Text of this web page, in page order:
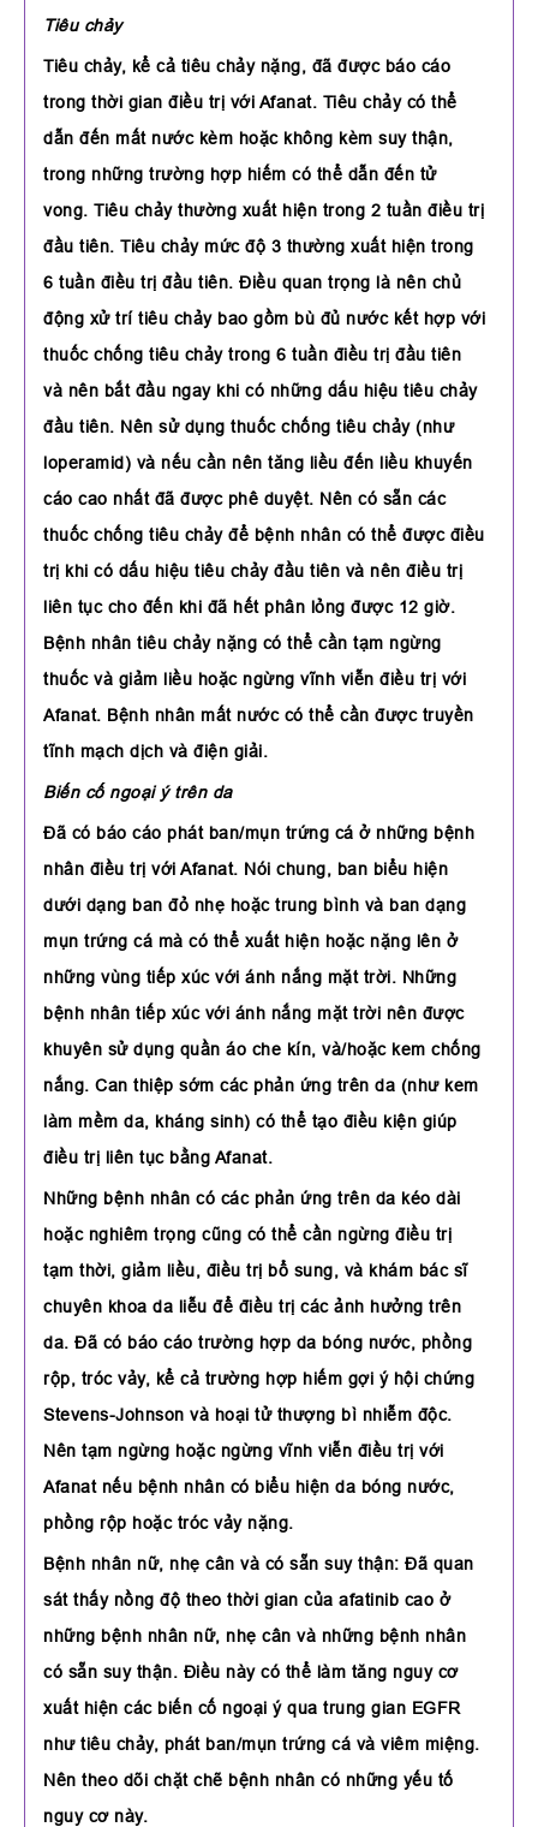
Tiêu chảy
Tiêu chảy, kể cả tiêu chảy nặng, đã được báo cáo
trong thời gian điều trị với Afanat. Tiêu chảy có thể
dẫn đến mất nước kèm hoặc không kèm suy thận,
trong những trường hợp hiếm có thể dẫn đến tử
vong. Tiêu chảy thường xuất hiện trong 2 tuần điều trị
đầu tiên. Tiêu chảy mức độ 3 thường xuất hiện trong
6 tuần điều trị đầu tiên. Điều quan trọng là nên chủ
động xử trí tiêu chảy bao gồm bù đủ nước kết hợp với
thuốc chống tiêu chảy trong 6 tuần điều trị đầu tiên
và nên bắt đầu ngay khi có những dấu hiệu tiêu chảy
đầu tiên. Nên sử dụng thuốc chống tiêu chảy (như
loperamid) và nếu cần nên tăng liều đến liều khuyến
cáo cao nhất đã được phê duyệt. Nên có sẵn các
thuốc chống tiêu chảy để bệnh nhân có thể được điều
trị khi có dấu hiệu tiêu chảy đầu tiên và nên điều trị
liên tục cho đến khi đã hết phân lỏng được 12 giờ.
Bệnh nhân tiêu chảy nặng có thể cần tạm ngừng
thuốc và giảm liều hoặc ngừng vĩnh viễn điều trị với
Afanat. Bệnh nhân mất nước có thể cần được truyền
tĩnh mạch dịch và điện giải.
Biến cố ngoại ý trên da
Đã có báo cáo phát ban/mụn trứng cá ở những bệnh
nhân điều trị với Afanat. Nói chung, ban biểu hiện
dưới dạng ban đỏ nhẹ hoặc trung bình và ban dạng
mụn trứng cá mà có thể xuất hiện hoặc nặng lên ở
những vùng tiếp xúc với ánh nắng mặt trời. Những
bệnh nhân tiếp xúc với ánh nắng mặt trời nên được
khuyên sử dụng quần áo che kín, và/hoặc kem chống
nắng. Can thiệp sớm các phản ứng trên da (như kem
làm mềm da, kháng sinh) có thể tạo điều kiện giúp
điều trị liên tục bằng Afanat.
Những bệnh nhân có các phản ứng trên da kéo dài
hoặc nghiêm trọng cũng có thể cần ngừng điều trị
tạm thời, giảm liều, điều trị bổ sung, và khám bác sĩ
chuyên khoa da liễu để điều trị các ảnh hưởng trên
da. Đã có báo cáo trường hợp da bóng nước, phồng
rộp, tróc vảy, kể cả trường hợp hiếm gợi ý hội chứng
Stevens-Johnson và hoại tử thượng bì nhiễm độc.
Nên tạm ngừng hoặc ngừng vĩnh viễn điều trị với
Afanat nếu bệnh nhân có biểu hiện da bóng nước,
phồng rộp hoặc tróc vảy nặng.
Bệnh nhân nữ, nhẹ cân và có sẵn suy thận: Đã quan
sát thấy nồng độ theo thời gian của afatinib cao ở
những bệnh nhân nữ, nhẹ cân và những bệnh nhân
có sẵn suy thận. Điều này có thể làm tăng nguy cơ
xuất hiện các biến cố ngoại ý qua trung gian EGFR
như tiêu chảy, phát ban/mụn trứng cá và viêm miệng.
Nên theo dõi chặt chẽ bệnh nhân có những yếu tố
nguy cơ này.